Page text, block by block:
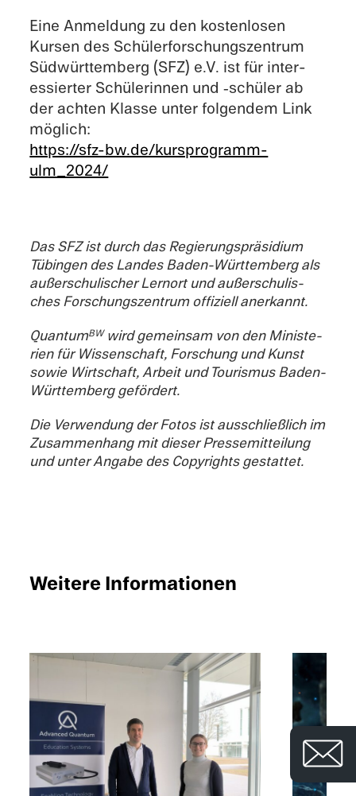
Eine Anmel­dung zu den kosten­losen
Kursen des Schüler­forschungszen­trum
Südwürt­tem­berg (SFZ) e.V. ist für inter­
essierter Schülerin­nen und ‑schüler ab
der achten Klasse unter folgen­dem Link
möglich:
https://sfz-bw.de/kursprogramm-
ulm_2024/
Das SFZ ist durch das Regierung­sprä­sid­ium
Tübin­gen des Landes Baden-Württemberg als
außer­schulis­cher Lernort und außer­schulis­
ches Forschungszen­trum offiziell anerkannt.
QuantumBWwird gemein­sam von den Minis­te­
rien für Wissen­schaft, Forschung und Kunst
sowie Wirtschaft, Arbeit und Touris­mus Baden-
Württemberg gefördert.
Die Verwen­dung der Fotos ist ausschließlich im
Zusam­men­hang mit dieser Pressemit­teilung
und unter Angabe des Copyrights gestattet.
Weitere Infor­ma­tio­nen